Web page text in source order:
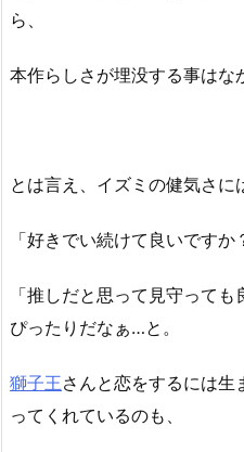
ら、
本作らしさが埋没する事はな
とは言え、イズミの健気さに
「好きでい続けて良いですか
「推しだと思って見守って
ぴったりだなぁ…と。
獅子王さんと恋をするには
ってくれているのも、